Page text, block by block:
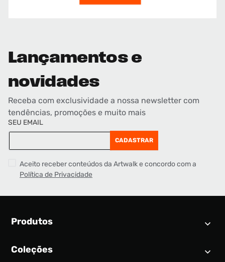
Lançamentos e
novidades
Receba com exclusividade a nossa newsletter com
tendências, promoções e muito mais
SEU EMAIL
CADASTRAR
Aceito receber conteúdos da Artwalk e concordo com a
Política de Privacidade
Produtos
Calendário SNEAKER
Coleções